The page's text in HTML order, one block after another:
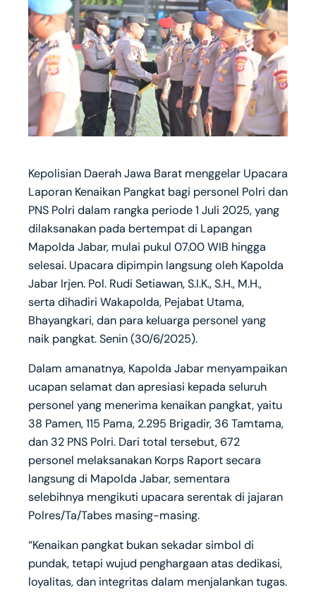
Kepolisian Daerah Jawa Barat menggelar Upacara
Laporan Kenaikan Pangkat bagi personel Polri dan
PNS Polri dalam rangka periode 1 Juli 2025, yang
dilaksanakan pada bertempat di Lapangan
Mapolda Jabar, mulai pukul 07.00 WIB hingga
selesai. Upacara dipimpin langsung oleh Kapolda
Jabar Irjen. Pol. Rudi Setiawan, S.I.K., S.H., M.H.,
serta dihadiri Wakapolda, Pejabat Utama,
Bhayangkari, dan para keluarga personel yang
naik pangkat. Senin (30/6/2025).
Dalam amanatnya, Kapolda Jabar menyampaikan
ucapan selamat dan apresiasi kepada seluruh
personel yang menerima kenaikan pangkat, yaitu
38 Pamen, 115 Pama, 2.295 Brigadir, 36 Tamtama,
dan 32 PNS Polri. Dari total tersebut, 672
personel melaksanakan Korps Raport secara
langsung di Mapolda Jabar, sementara
selebihnya mengikuti upacara serentak di jajaran
Polres/Ta/Tabes masing-masing.
“Kenaikan pangkat bukan sekadar simbol di
pundak, tetapi wujud penghargaan atas dedikasi,
loyalitas, dan integritas dalam menjalankan tugas.